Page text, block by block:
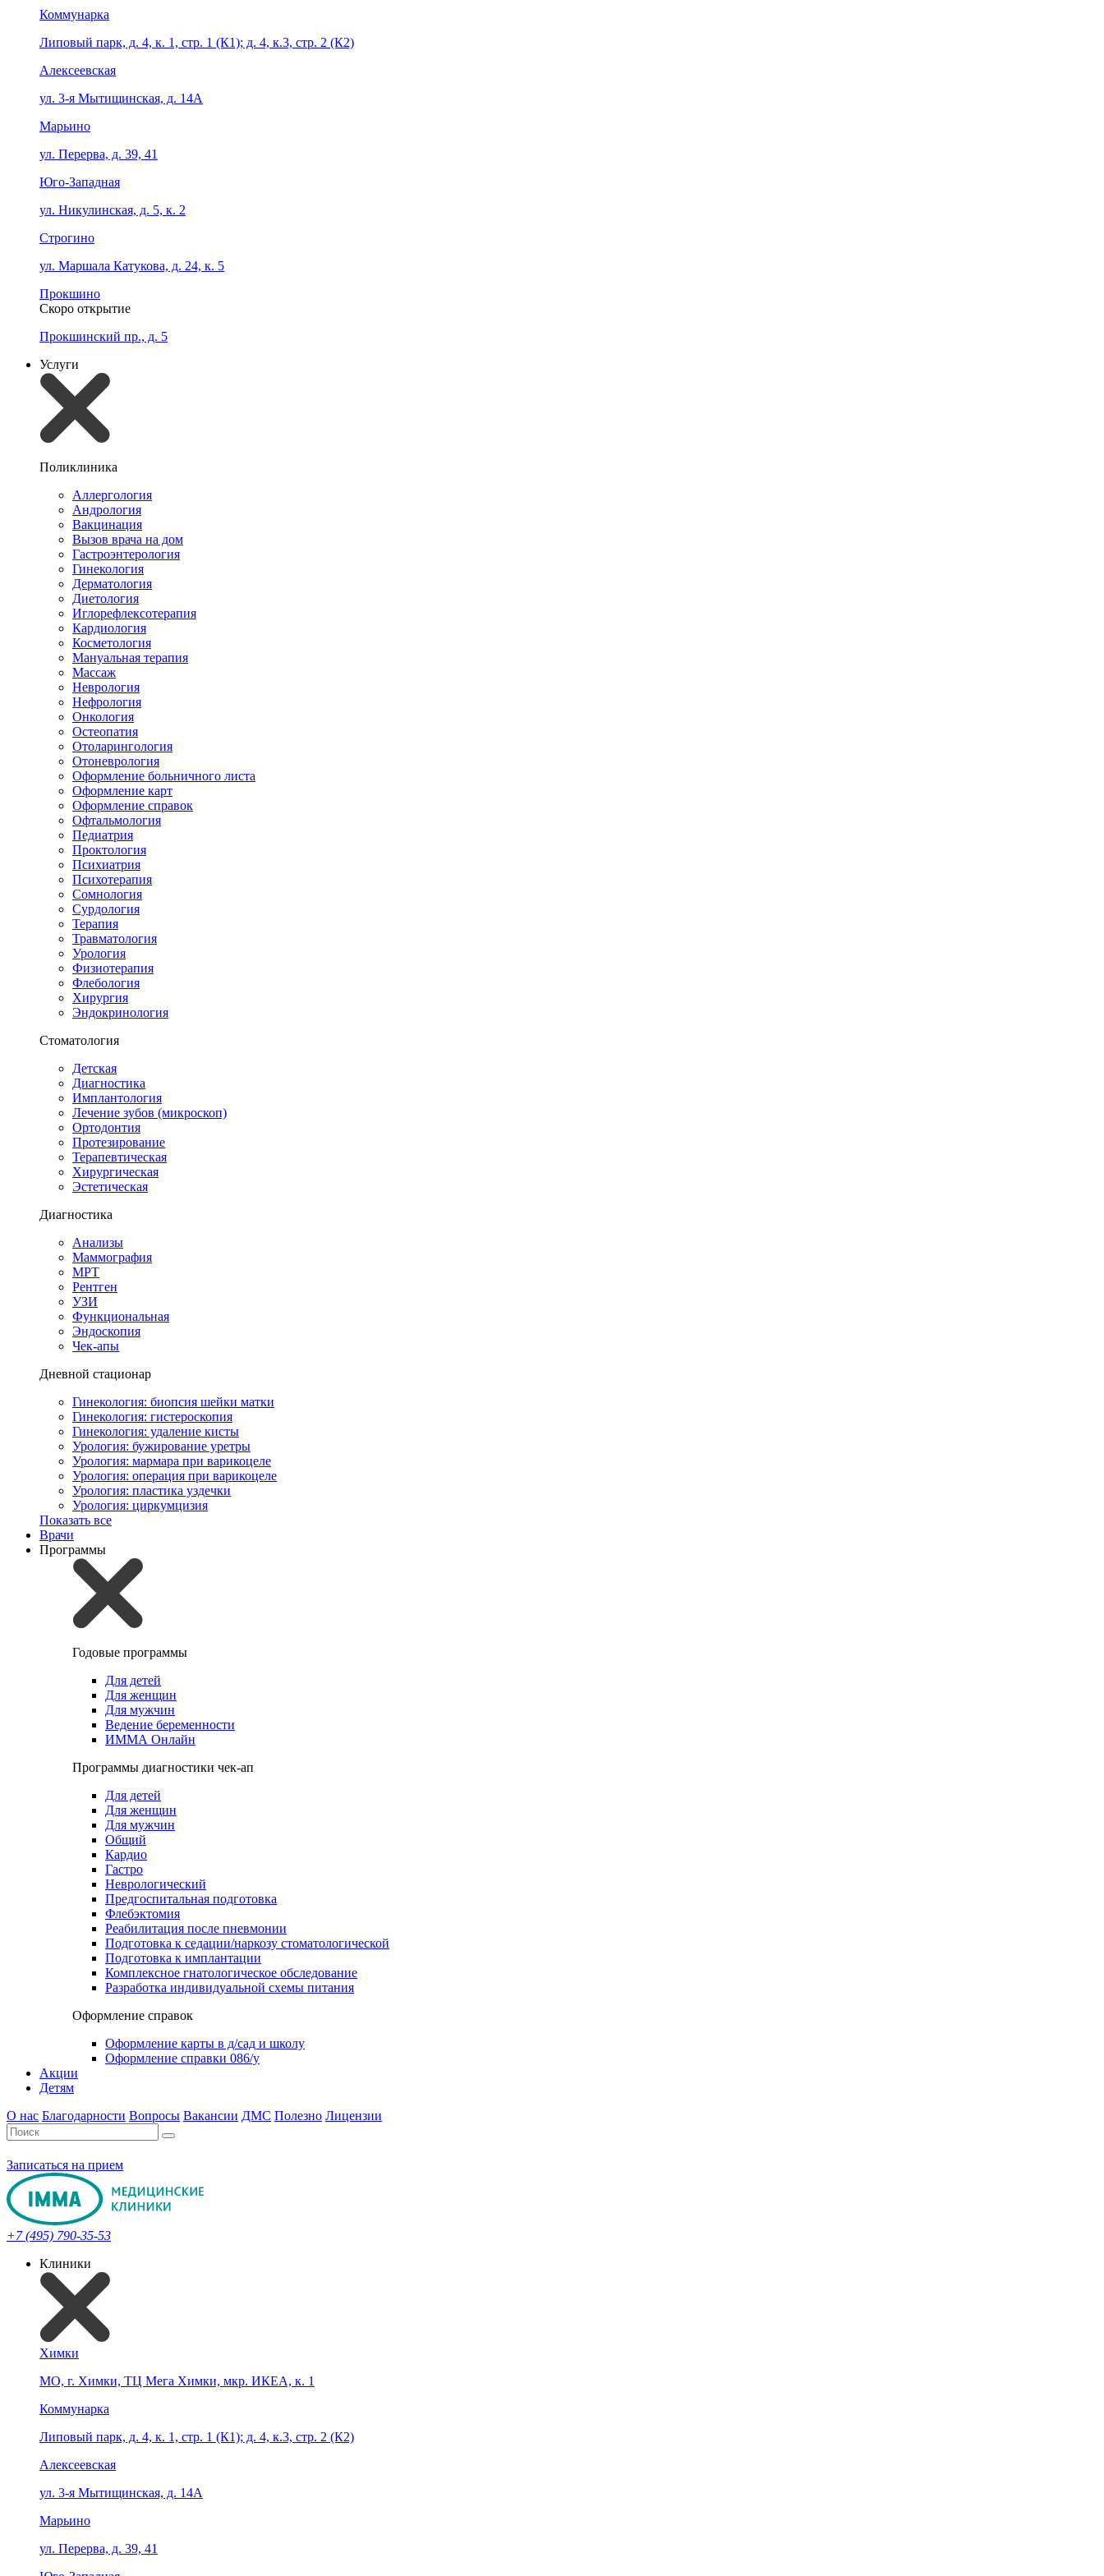
Коммунарка
Липовый парк, д. 4, к. 1, стр. 1 (К1); д. 4, к.3, стр. 2 (К2)
Алексеевская
ул. 3-я Мытищинская, д. 14А
Марьино
ул. Перерва, д. 39, 41
Юго-Западная
ул. Никулинская, д. 5, к. 2
Строгино
ул. Маршала Катукова, д. 24, к. 5
Прокшино
Скоро открытие
Прокшинский пр., д. 5
Услуги
Поликлиника
Аллергология
Андрология
Вакцинация
Вызов врача на дом
Гастроэнтерология
Гинекология
Дерматология
Диетология
Иглорефлексотерапия
Кардиология
Косметология
Мануальная терапия
Массаж
Неврология
Нефрология
Онкология
Остеопатия
Отоларингология
Отоневрология
Оформление больничного листа
Оформление карт
Оформление справок
Офтальмология
Педиатрия
Проктология
Психиатрия
Психотерапия
Сомнология
Сурдология
Терапия
Травматология
Урология
Физиотерапия
Флебология
Хирургия
Эндокринология
Стоматология
Детская
Диагностика
Имплантология
Лечение зубов (микроскоп)
Ортодонтия
Протезирование
Терапевтическая
Хирургическая
Эстетическая
Диагностика
Анализы
Маммография
МРТ
Рентген
УЗИ
Функциональная
Эндоскопия
Чек-апы
Дневной стационар
Гинекология: биопсия шейки матки
Гинекология: гистероскопия
Гинекология: удаление кисты
Урология: бужирование уретры
Урология: мармара при варикоцеле
Урология: операция при варикоцеле
Урология: пластика уздечки
Урология: циркумцизия
Показать все
Врачи
Программы
Годовые программы
Для детей
Для женщин
Для мужчин
Ведение беременности
ИММА Онлайн
Программы диагностики чек-ап
Для детей
Для женщин
Для мужчин
Общий
Кардио
Гастро
Неврологический
Предгоспитальная подготовка
Флебэктомия
Реабилитация после пневмонии
Подготовка к седации/наркозу стоматологической
Подготовка к имплантации
Комплексное гнатологическое обследование
Разработка индивидуальной схемы питания
Оформление справок
Оформление карты в д/сад и школу
Оформление справки 086/у
Акции
Детям
О нас Благодарности Вопросы Вакансии ДМС Полезно Лицензии
Записаться на прием
+7 (495) 790-35-53
Клиники
Химки
МО, г. Химки, ТЦ Мега Химки, мкр. ИКЕА, к. 1
Коммунарка
Липовый парк, д. 4, к. 1, стр. 1 (К1); д. 4, к.3, стр. 2 (К2)
Алексеевская
ул. 3-я Мытищинская, д. 14А
Марьино
ул. Перерва, д. 39, 41